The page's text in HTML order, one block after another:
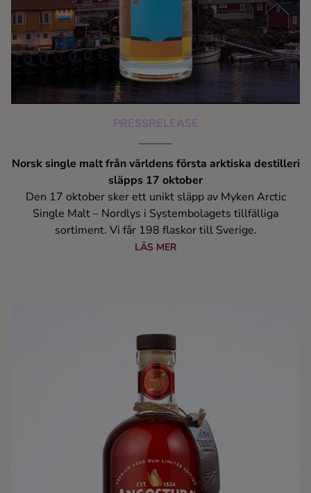
PRESSRELEASE
Norsk single malt från världens första arktiska destilleri
släpps 17 oktober
Den 17 oktober sker ett unikt släpp av Myken Arctic
Single Malt – Nordlys i Systembolagets tillfälliga
sortiment. Vi får 198 flaskor till Sverige.
LÄS MER